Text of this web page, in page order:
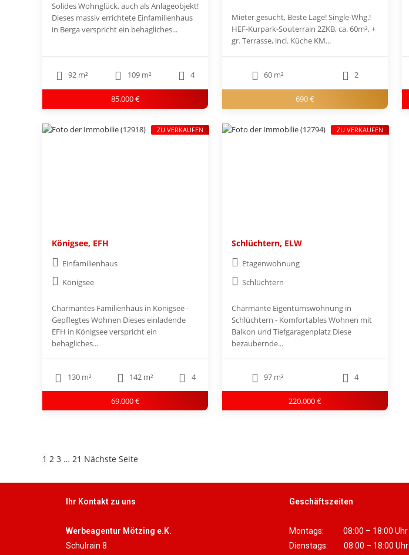
Solides Wohnglück, auch als Anlageobjekt!
Dieses massiv errichtete Einfamilienhaus
in Berga verspricht ein behagliches...
92 m² 109 m² 4
85.000 €
Mieter gesucht, Beste Lage! Single-Whg.!
HEF-Kurpark-Souterrain 2ZKB, ca. 60m², +
gr. Terrasse, incl. Küche KM...
60 m² 2
690 €
Königsee, EFH
Einfamilienhaus
Königsee
Charmantes Familienhaus in Königsee -
Gepflegtes Wohnen Dieses einladende
EFH in Königsee verspricht ein
behagliches...
130 m² 142 m² 4
69.000 €
ZU VERKAUFEN
Schlüchtern, ELW
Etagenwohnung
Schlüchtern
Charmante Eigentumswohnung in
Schlüchtern - Komfortables Wohnen mit
Balkon und Tiefgaragenplatz Diese
bezaubernde...
97 m² 4
220.000 €
ZU VERKAUFEN
1 2 3 … 21 Nächste Seite
Ihr Kontakt zu uns
Werbeagentur Mötzing e.K.
Schulrain 8
Geschäftszeiten
Montags: 08:00 – 18:00 Uhr
Dienstags: 08:00 – 18:00 Uhr